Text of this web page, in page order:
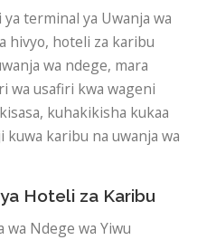
terminal ya Uwanja wa
hivyo, hoteli za karibu
wa ndege, mara
wa usafiri kwa wageni
kuhakikisha kukaa
karibu na uwanja wa
Hoteli za Karibu
wa Ndege wa Yiwu